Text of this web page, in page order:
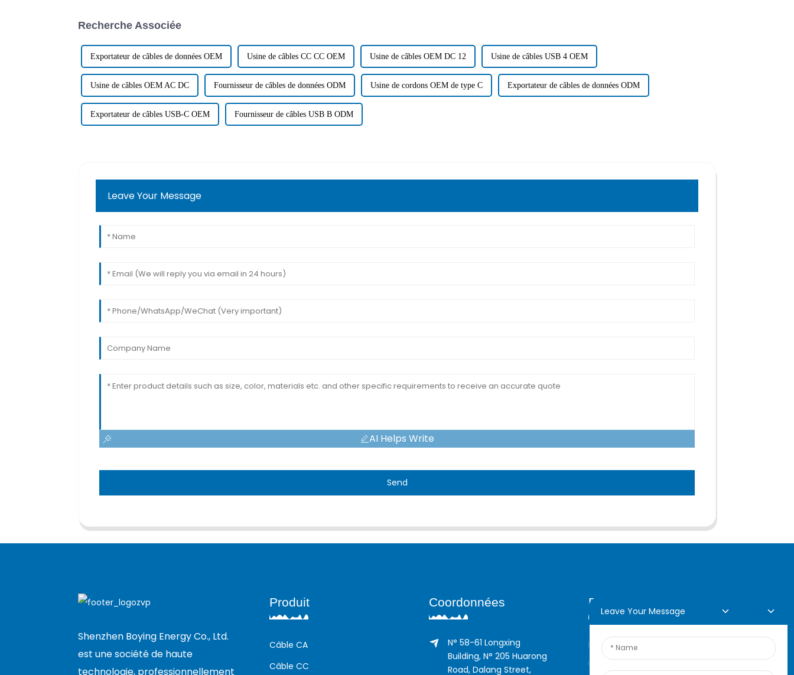
Recherche Associée
Exportateur de câbles de données OEM Usine de câbles CC CC OEM Usine de câbles OEM DC 12 Usine de câbles USB 4 OEM
Usine de câbles OEM AC DC Fournisseur de câbles de données ODM Usine de cordons OEM de type C Exportateur de câbles de données ODM
Exportateur de câbles USB-C OEM Fournisseur de câbles USB B ODM
Leave Your Message
AI Helps Write
Send
Shenzhen Boying Energy Co., Ltd.
est une société de haute
technologie, professionnellement
Produit
Câble CA
Câble CC
Coordonnées
N° 58-61 Longxing
Building, N° 205 Huarong
Road, Dalang Street,
Demande En Ligne
Pour toute demande de
renseignements sur nos
Leave Your Message